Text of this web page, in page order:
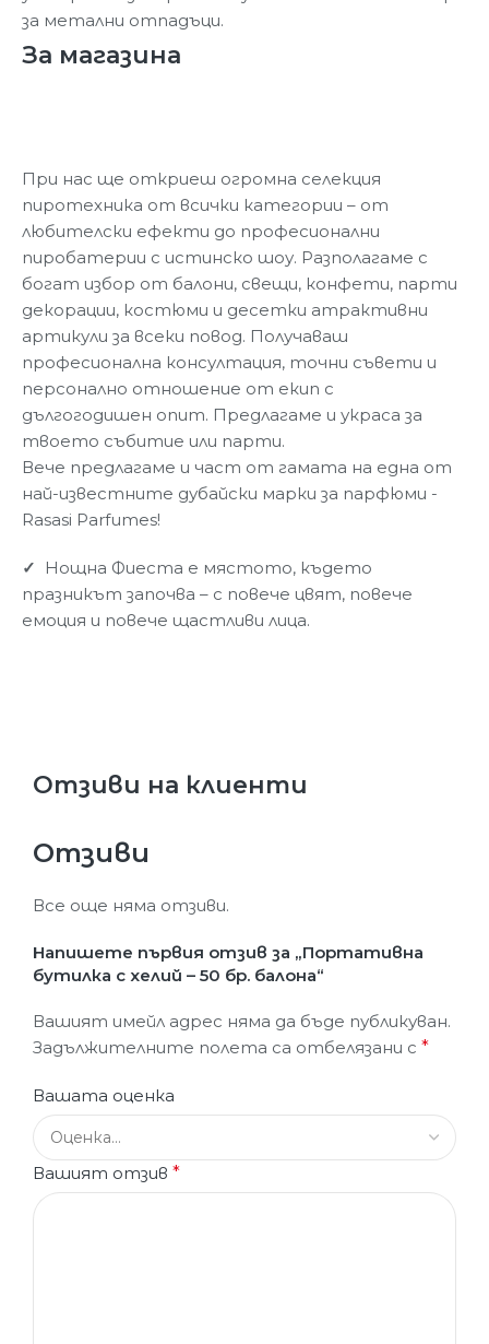
за метални отпадъци.
За магазина
При нас ще откриеш огромна селекция
пиротехника от всички категории – от
любителски ефекти до професионални
пиробатерии с истинско шоу. Разполагаме с
богат избор от балони, свещи, конфети, парти
декорации, костюми и десетки атрактивни
артикули за всеки повод. Получаваш
професионална консултация, точни съвети и
персонално отношение от екип с
дългогодишен опит. Предлагаме и украса за
твоето събитие или парти.
Вече предлагаме и част от гамата на една от
най-известните дубайски марки за парфюми -
Rasasi Parfumes!
✓
Нощна Фиеста е мястото, където
празникът започва – с повече цвят, повече
емоция и повече щастливи лица.
Отзиви на клиенти
Отзиви
Все още няма отзиви.
Напишете първия отзив за „Портативна
бутилка с хелий – 50 бр. балона“
Вашият имейл адрес няма да бъде публикуван.
Задължителните полета са отбелязани с *
Вашата оценка
Вашият отзив *